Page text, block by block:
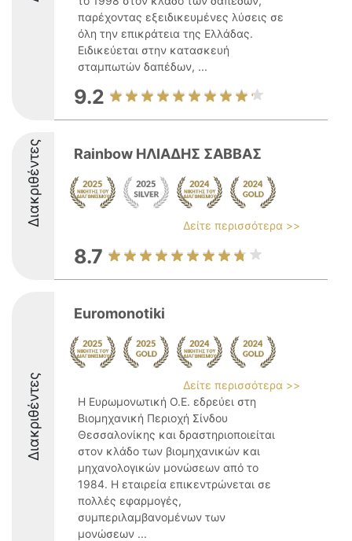
παρέχοντας εξειδικευμένες λύσεις σε
όλη την επικράτεια της Ελλάδας.
Ειδικεύεται στην κατασκευή
σταμπωτών δαπέδων, ...
9.2
Διακριθέντες Rainbow ΗΛΙΑΔΗΣ ΣΑΒΒΑΣ
Δείτε περισσότερα >>
8.7
Διακριθέντες
Euromonotiki
Δείτε περισσότερα >>
Η Ευρωμονωτική Ο.Ε. εδρεύει στη
Βιομηχανική Περιοχή Σίνδου
Θεσσαλονίκης και δραστηριοποιείται
στον κλάδο των βιομηχανικών και
μηχανολογικών μονώσεων από το
1984. Η εταιρεία επικεντρώνεται σε
πολλές εφαρμογές,
συμπεριλαμβανομένων των
μονώσεων ...